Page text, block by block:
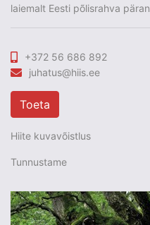
laiemalt Eesti põlisrahva
+372 56 686 892
juhatus@hiis.ee
Toeta
Hiite kuvavõistlus
Tunnustame